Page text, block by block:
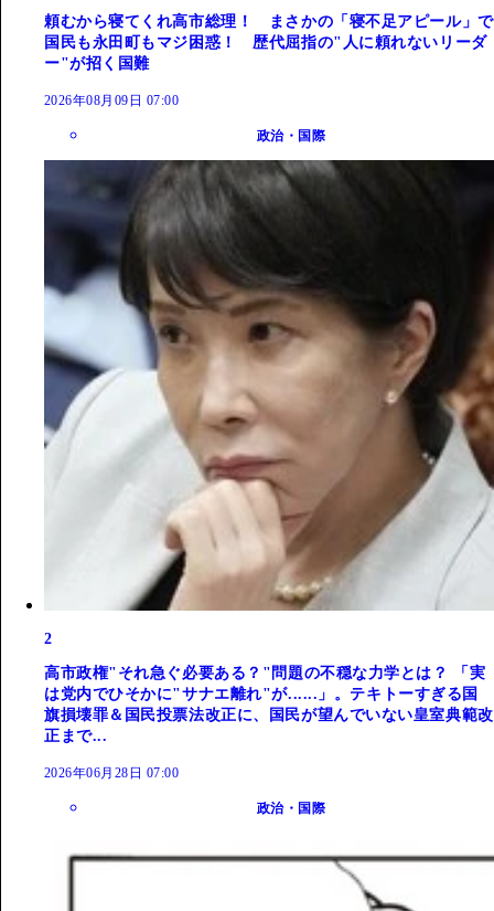
頼むから寝てくれ高市総理！ まさかの「寝不足アピール」で
国民も永田町もマジ困惑！ 歴代屈指の"人に頼れないリーダ
ー"が招く国難
2026年08月09日 07:00
政治・国際
2
高市政権"それ急ぐ必要ある？"問題の不穏な力学とは？ 「実
は党内でひそかに"サナエ離れ"が......」。テキトーすぎる国
旗損壊罪＆国民投票法改正に、国民が望んでいない皇室典範改
正まで...
2026年06月28日 07:00
政治・国際